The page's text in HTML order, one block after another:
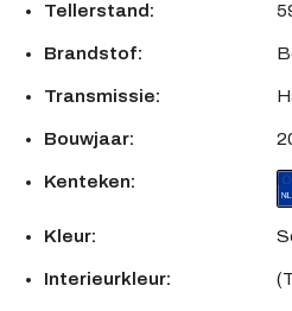
Tellerstand:
Brandstof:
Transmissie:
Bouwjaar:
Kenteken:
Kleur:
Interieurkleur: